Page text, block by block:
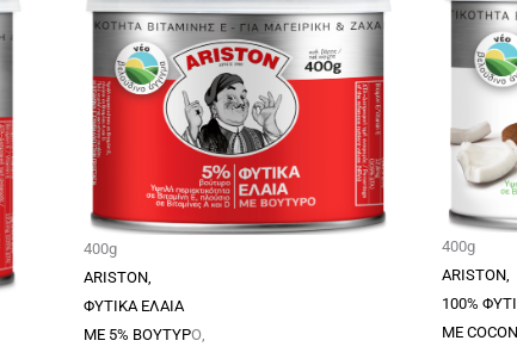
400g
ARISTON,
ΦΥΤΙΚΑ ΕΛΑΙΑ
ΜΕ 5% ΒΟΥΤΥΡΟ,
400g
ARISTON,
100%
ΜΕ